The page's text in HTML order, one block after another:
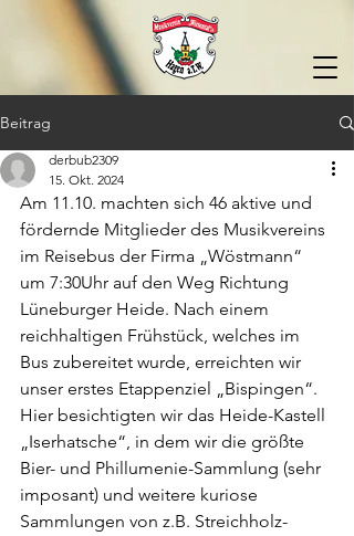
Beitrag
derbub2309
15. Okt. 2024
Am 11.10. machten sich 46 aktive und
fördernde Mitglieder des Musikvereins
im Reisebus der Firma „Wöstmann“
um 7:30Uhr auf den Weg Richtung
Lüneburger Heide. Nach einem
reichhaltigen Frühstück, welches im
Bus zubereitet wurde, erreichten wir
unser erstes Etappenziel „Bispingen“.
Hier besichtigten wir das Heide-Kastell
„Iserhatsche“, in dem wir die größte
Bier- und Phillumenie-Sammlung (sehr
imposant) und weitere kuriose
Sammlungen von z.B. Streichholz-